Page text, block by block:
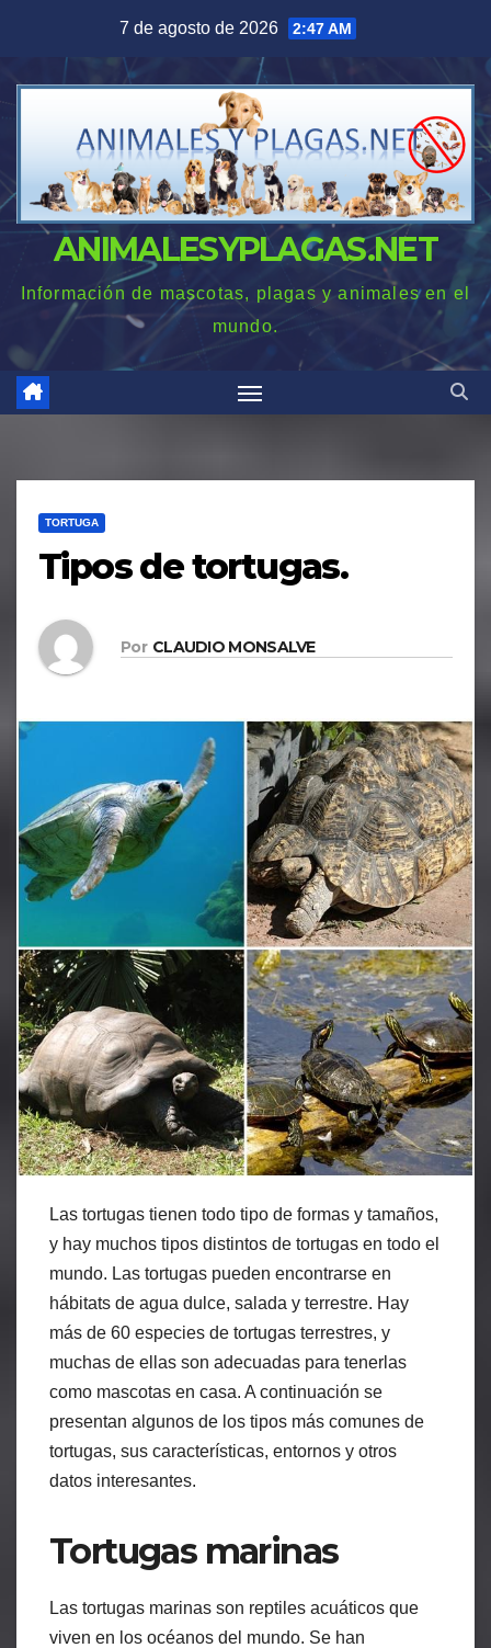
contenido
7 de agosto de 2026 2:47 AM
ANIMALESYPLAGAS.NET
Información de mascotas, plagas y animales en el
mundo.
TORTUGA
Tipos de tortugas.
Por CLAUDIO MONSALVE
Las tortugas tienen todo tipo de formas y tamaños,
y hay muchos tipos distintos de tortugas en todo el
mundo. Las tortugas pueden encontrarse en
hábitats de agua dulce, salada y terrestre. Hay
más de 60 especies de tortugas terrestres, y
muchas de ellas son adecuadas para tenerlas
como mascotas en casa. A continuación se
presentan algunos de los tipos más comunes de
tortugas, sus características, entornos y otros
datos interesantes.
Tortugas marinas
Las tortugas marinas son reptiles acuáticos que
viven en los océanos del mundo. Se han